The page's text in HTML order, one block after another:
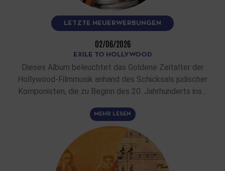
LETZTE NEUERWERBUNGEN
02/06/2026
EXILE TO HOLLYWOOD
Dieses Album beleuchtet das Goldene Zeitalter der
Hollywood-Filmmusik anhand des Schicksals jüdischer
Komponisten, die zu Beginn des 20. Jahrhunderts ins…
MEHR LESEN